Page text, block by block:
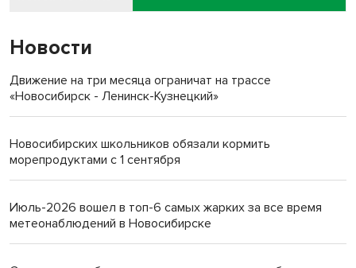
Новости
Движение на три месяца ограничат на трассе
«Новосибирск - Ленинск-Кузнецкий»
Новосибирских школьников обязали кормить
морепродуктами с 1 сентября
Июль-2026 вошел в топ-6 самых жарких за все время
метеонаблюдений в Новосибирске